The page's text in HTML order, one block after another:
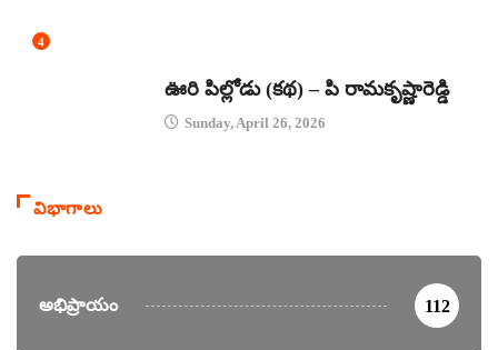
4
ఊరి పిల్లోడు (కథ) – పి రామకృష్ణారెడ్డి
Sunday, April 26, 2026
విభాగాలు
అభిప్రాయం 112